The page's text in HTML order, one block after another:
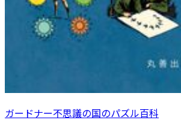
ガードナー不思議の国のパズル百科